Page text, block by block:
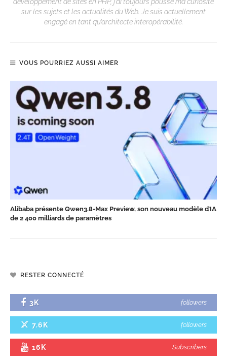
sur les sujets et les actualités du Web. Je suis actuellement
engagé en tant qu’architecte interopérabilité.
VOUS POURRIEZ AUSSI AIMER
Alibaba présente Qwen3.8-Max Preview, son nouveau modèle d’IA
de 2 400 milliards de paramètres
RESTER CONNECTÉ
3K followers
7.6K followers
16K Subscribers